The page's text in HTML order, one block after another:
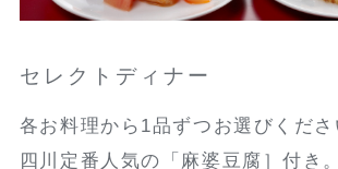
セレクトディナー
各お料理から1品ずつお選びくださ
四川定番人気の「麻婆豆腐］付き。